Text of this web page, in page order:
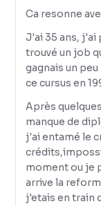
Ca resonne
J'ai 35 ans, j'ai
trouvé un job
gagnais un
ce cursus en
Après
manque de
j'ai entamé le
moment ou je
arrive la
j'etais en train